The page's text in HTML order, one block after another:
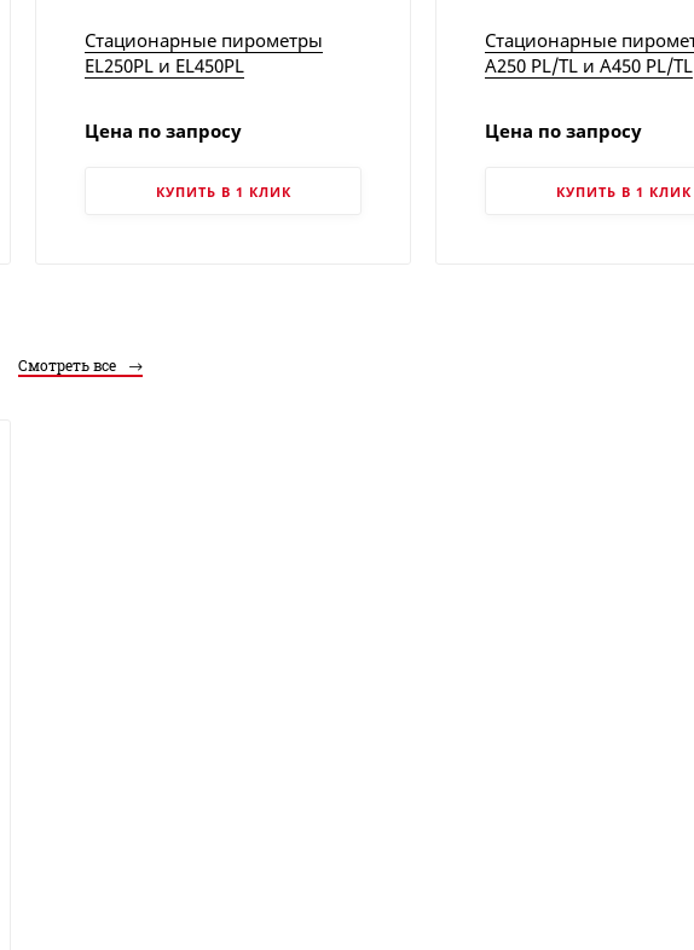
Стационарные пирометры
EL250PL и EL450PL
Цена по запросу
КУПИТЬ В 1 КЛИК
Стационарные
A250 PL/TL и A450 PL/TL
Цена по запросу
КУПИТЬ В 1 КЛИК
Смотреть все